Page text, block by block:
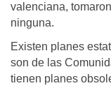
valenciana,
ninguna.
Existen planes
son de las
tienen planes